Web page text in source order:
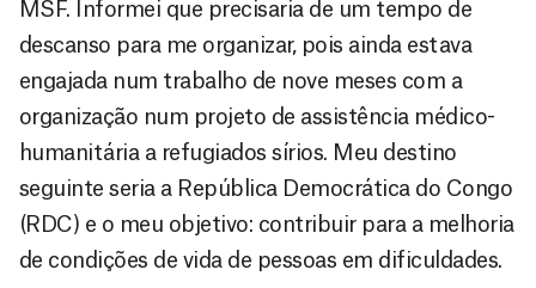
MSF. Informei que precisaria de um tempo de
descanso para me organizar, pois ainda estava
engajada num trabalho de nove meses com a
organização num projeto de assistência médico-
humanitária a refugiados sírios. Meu destino
seguinte seria a República Democrática do Congo
(RDC) e o meu objetivo: contribuir para a melhoria
de condições de vida de pessoas em dificuldades.